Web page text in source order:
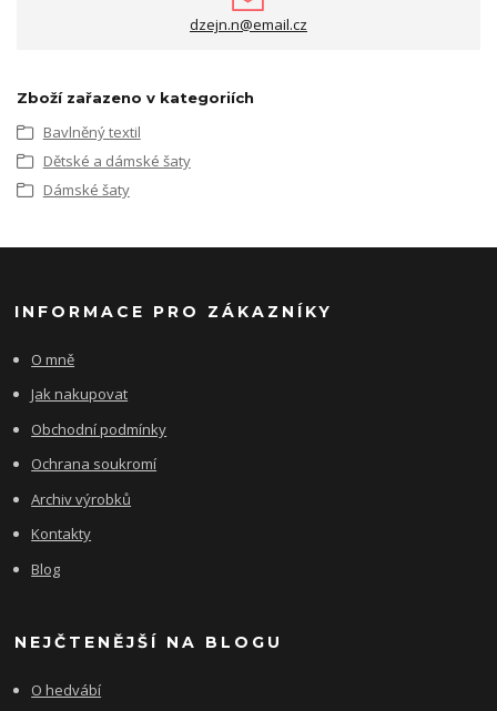
dzejn.n@email.cz
Zboží zařazeno v kategoriích
Bavlněný textil
Dětské a dámské šaty
Dámské šaty
INFORMACE PRO ZÁKAZNÍKY
O mně
Jak nakupovat
Obchodní podmínky
Ochrana soukromí
Archiv výrobků
Kontakty
Blog
NEJČTENĚJŠÍ NA BLOGU
O hedvábí